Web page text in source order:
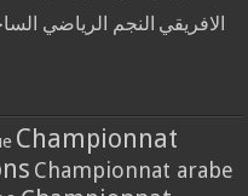
الافريقي النجم الرياضي
Championnat
Championnat arabe